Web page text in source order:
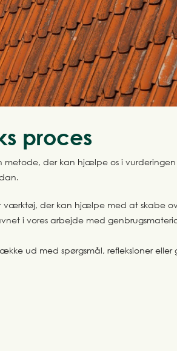
proces
metode, der kan hjælpe os i
der kan hjælpe med at skabe
i vores arbejde med
ud med spørgsmål, refleksioner eller